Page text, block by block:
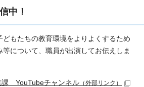
中！
もたちの教育環境をよりよくするため
について、職員が出演してお伝えしま
課 YouTubeチャンネル （外部リンク）